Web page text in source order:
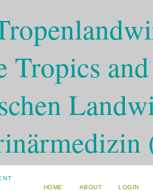
Tropics
HOME ABOUT LOGIN